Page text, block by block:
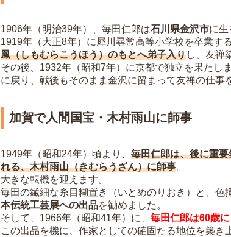
1906年（明治39年）、毎田仁郎は石川県金沢市に生
1919年（大正8年）に犀川尋常高等小学校を卒業する
鳳（しもむらこうほう）のもとへ弟子入りし、友禅
その後、1932年（昭和7年）に京都で独立を果たし
に戻り、戦後もそのまま金沢に留まって友禅の仕事
加賀で人間国宝・木村雨山に師事
1949年（昭和24年）頃より、 毎田仁郎は、後に重
れる、木村雨山（きむらうざん）に師事。
大きな転機を迎えます。
毎田の繊細な糸目糊置き（いとめのりおき）と、色
本伝統工芸展への出品を勧めました。
そして、1966年（昭和41年）に、 毎田仁郎は60歳
この出品を機に、作家としての確固たる地位を築き